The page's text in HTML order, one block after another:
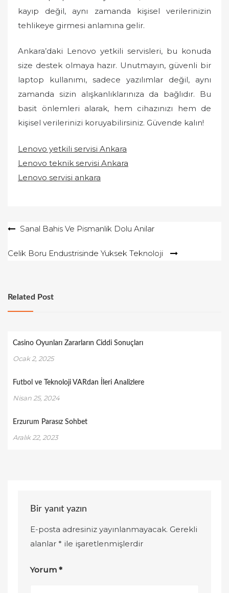
kayıp değil, aynı zamanda kişisel verilerinizin
tehlikeye girmesi anlamına gelir.
Ankara’daki Lenovo yetkili servisleri, bu konuda
size destek olmaya hazır. Unutmayın, güvenli bir
laptop kullanımı, sadece yazılımlar değil, aynı
zamanda sizin alışkanlıklarınıza da bağlıdır. Bu
basit önlemleri alarak, hem cihazınızı hem de
kişisel verilerinizi koruyabilirsiniz. Güvende kalın!
Lenovo yetkili servisi Ankara
Lenovo teknik servisi Ankara
Lenovo servisi ankara
YazıSanal Bahis Ve Pismanlik Dolu Anilar
Celik Boru Endustrisinde Yuksek Teknoloji
Related Post
Casino Oyunları Zararların Ciddi Sonuçları
Ocak 2, 2025
Futbol ve Teknoloji VARdan İleri Analizlere
Nisan 25, 2024
Erzurum Parasız Sohbet
Aralık 22, 2023
Bir yanıt yazın
E-posta adresiniz yayınlanmayacak. Gerekli
alanlar* ile işaretlenmişlerdir
Yorum*